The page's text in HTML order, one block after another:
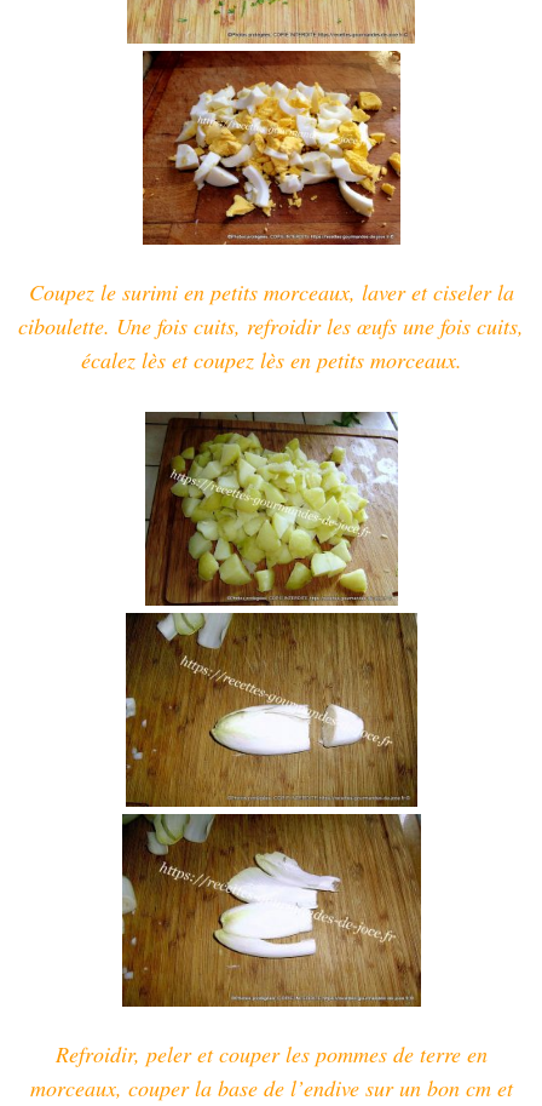
Coupez le surimi en petits morceaux, laver et ciseler la
ciboulette. Une fois cuits, refroidir les œufs une fois cuits,
écalez lès et coupez lès en petits morceaux.
Refroidir, peler et couper les pommes de terre en
morceaux, couper la base de l’endive sur un bon cm et